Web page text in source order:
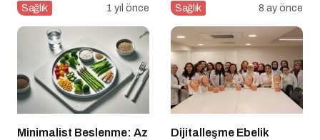
Tehlike
Sağlık 1 yıl önce Sağlık 8 ay önce
Minimalist Beslenme: Az
Dijitalleşme Ebelik